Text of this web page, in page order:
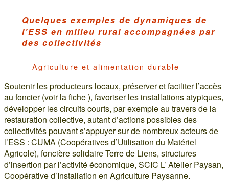
Quelques exemples de dynamiques de
l’ESS en milieu rural accompagnées par
des collectivités
Agriculture et alimentation durable
Soutenir les producteurs locaux, préserver et faciliter l’accès
au foncier (voir la fiche ), favoriser les installations atypiques,
développer les circuits courts, par exemple au travers de la
restauration collective, autant d’actions possibles des
collectivités pouvant s’appuyer sur de nombreux acteurs de
l’ESS : CUMA (Coopératives d’Utilisation du Matériel
Agricole), foncière solidaire Terre de Liens, structures
d’insertion par l’activité économique, SCIC L’ Atelier Paysan,
Coopérative d’Installation en Agriculture Paysanne.